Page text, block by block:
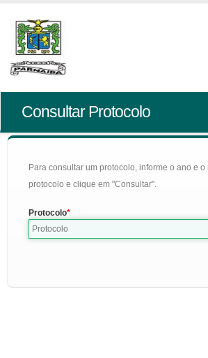
Consultar Protocolo
Para consultar um protocolo, informe o ano e o
protocolo e clique em "Consultar".
Protocolo